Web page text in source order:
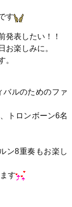
す
発表したい！！
お楽しみに。
。
バルのためのファ
トロンボーン6名
ン8重奏もお楽し
す